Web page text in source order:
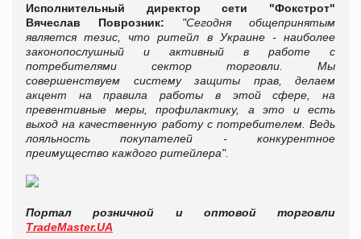
Исполнительный директор сети "Фокстрот"
Вячеслав Поврозник: "Сегодня общепринятым
является тезис, что ритейл в Украине - наиболее
законопослушный и активный в работе с
потребителями сектор торговли. Мы
совершенствуем систему защиты прав, делаем
акцент на правила работы в этой сфере, на
превентивные меры, профилактику, а это и есть
выход на качественную работу с потребителем. Ведь
лояльность покупателей - конкурентное
преимущество каждого ритейлера".
Портал розничной и оптовой торговли
TradeMaster.UA